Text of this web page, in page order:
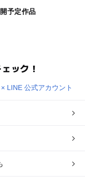
予定作品
ック！